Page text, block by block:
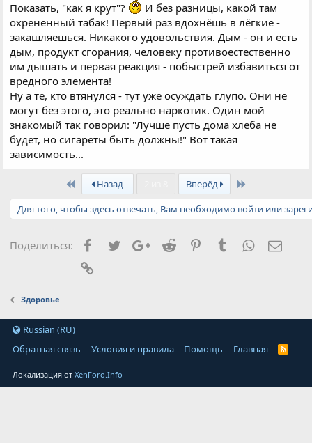
Показать, "как я крут"?
И без разницы, какой там
охрененный табак! Первый раз вдохнёшь в лёгкие -
закашляешься. Никакого удовольствия. Дым - он и есть
дым, продукт сгорания, человеку противоестественно
им дышать и первая реакция - побыстрей избавиться от
вредного элемента!
Ну а те, кто втянулся - тут уже осуждать глупо. Они не
могут без этого, это реально наркотик. Один мой
знакомый так говорил: "Лучше пусть дома хлеба не
будет, но сигареты быть должны!" Вот такая
зависимость...
First Назад Вперёд
Для того, чтобы здесь отвечать, Вам необходимо войти или
Поделиться: Facebook
TwitterGoogle+
Reddit PinterestTumblrWhatsApp
Здоровье
Russian (RU)
Обратная связь
Условия и правила Помощь Главная
Локализация отXenForo.Info